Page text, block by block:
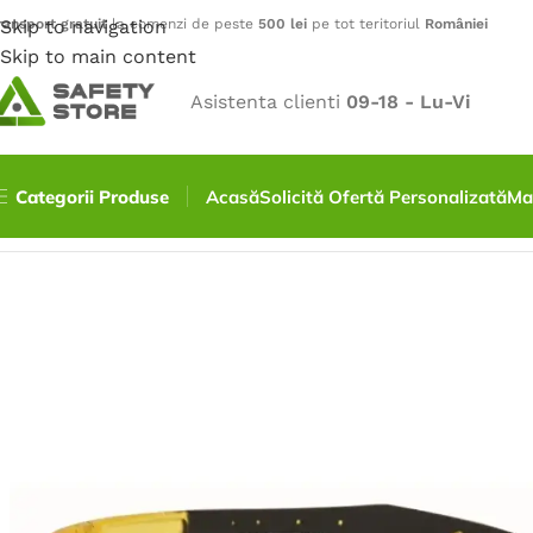
Skip to navigation
Skip to main content
gratuitla comenzi de peste 500 lei pe tot teritoriul României
Asistenta clienti 09-18 - Lu-Vi
Categorii Produse AcasăSolicită Ofertă Personalizată